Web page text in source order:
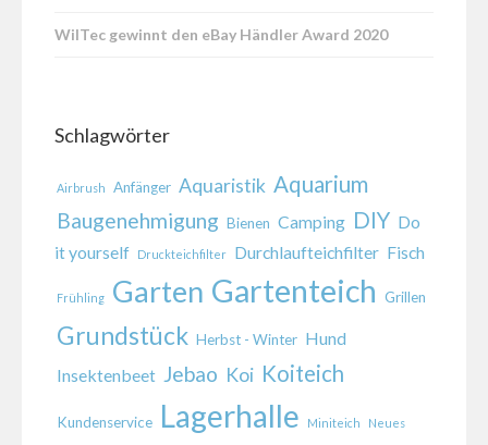
WilTec gewinnt den eBay Händler Award 2020
Schlagwörter
Airbrush Anfänger Aquaristik Aquarium
Baugenehmigung Bienen Camping DIY Do
it yourself
Druckteichfilter Durchlaufteichfilter Fisch
Frühling Garten Gartenteich Grillen
Grundstück Herbst - Winter Hund
Insektenbeet Jebao Koi Koiteich
Kundenservice Lagerhalle Miniteich Neues